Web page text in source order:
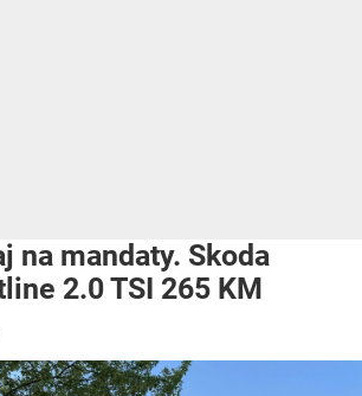
na mandaty. Skoda
2.0 TSI 265 KM